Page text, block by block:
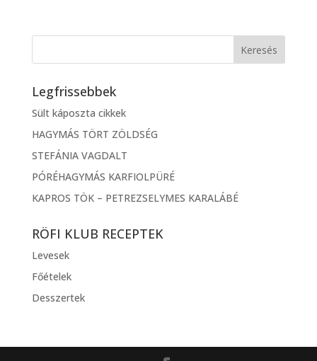
Legfrissebbek
Sült káposzta cikkek
HAGYMÁS TÖRT ZÖLDSÉG
STEFÁNIA VAGDALT
PÓRÉHAGYMÁS KARFIOLPÜRÉ
KAPROS TÖK – PETREZSELYMES KARALÁBÉ
RÖFI KLUB RECEPTEK
Levesek
Főételek
Desszertek